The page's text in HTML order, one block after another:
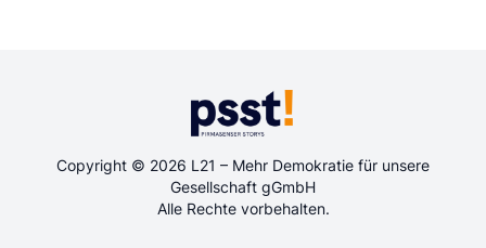
Copyright © 2026 L21 – Mehr Demokratie für unsere
Gesellschaft gGmbH
Alle Rechte vorbehalten.